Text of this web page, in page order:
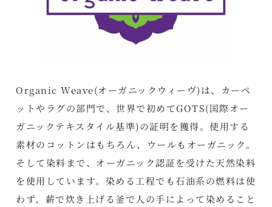
Organic Weave(オーガニックウィーヴ)は、カーペ
ットやラグの部門で、世界で初めてGOTS(国際オー
ガニックテキスタイル基準)の証明を獲得。使用する
素材のコットンはもちろん、ウールもオーガニック。
そして染料まで、オーガニック認証を受けた天然染料
を使用しています。染める工程でも石油系の燃料は使
わず、薪で炊き上げる釜で人の手によって染めること